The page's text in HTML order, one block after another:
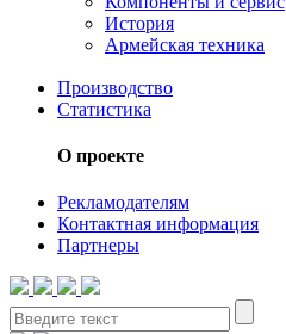
История
Армейская техника
Производство
Статистика
О проекте
Рекламодателям
Контактная информация
Партнеры